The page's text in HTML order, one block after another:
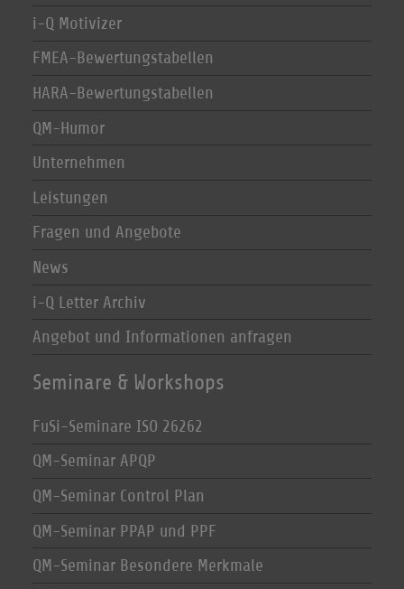
i-Q Motivizer
FMEA-Bewertungstabellen
HARA-Bewertungstabellen
QM-Humor
Unternehmen
Leistungen
Fragen und Angebote
News
i-Q Letter Archiv
Angebot und Informationen anfragen
Seminare & Workshops
FuSi-Seminare ISO 26262
QM-Seminar APQP
QM-Seminar Control Plan
QM-Seminar PPAP und PPF
QM-Seminar Besondere Merkmale